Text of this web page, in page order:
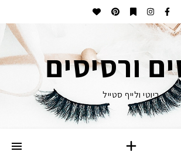
ורסיסים
ביוטי ולייף סטייל